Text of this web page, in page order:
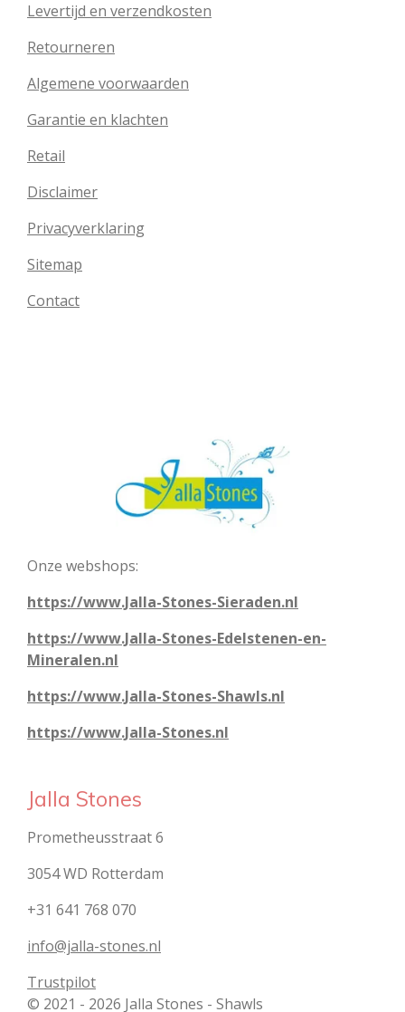
Levertijd en verzendkosten
Retourneren
Algemene voorwaarden
Garantie en klachten
Retail
Disclaimer
Privacyverklaring
Sitemap
Contact
Onze webshops:
https://www.Jalla-Stones-Sieraden.nl
https://www.Jalla-Stones-Edelstenen-en-
Mineralen.nl
https://www.Jalla-Stones-Shawls.nl
https://www.Jalla-Stones.nl
Jalla Stones
Prometheusstraat 6
3054 WD Rotterdam
+31 641 768 070
info@jalla-stones.nl
Trustpilot
© 2021 - 2026 Jalla Stones - Shawls